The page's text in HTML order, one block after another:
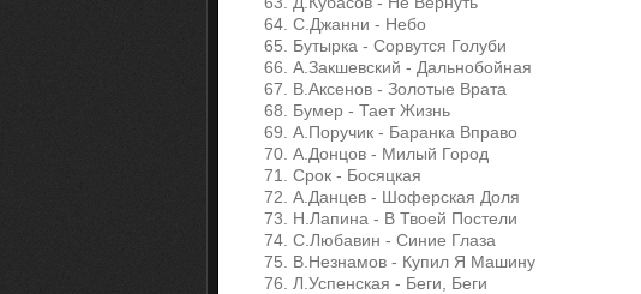
64. С.Джанни - Небо
65. Бутырка - Сорвутся Голуби
66. А.Закшевский - Дальнобойная
67. В.Аксенов - Золотые Врата
68. Бумер - Тает Жизнь
69. А.Поручик - Баранка Вправо
70. А.Донцов - Милый Город
71. Срок - Босяцкая
72. А.Данцев - Шоферская Доля
73. Н.Лапина - В Твоей Постели
74. С.Любавин - Cиние Глаза
75. В.Незнамов - Купил Я Машину
76. Л.Успенская - Беги, Беги